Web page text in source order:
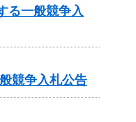
る一般競争入
競争入札公告